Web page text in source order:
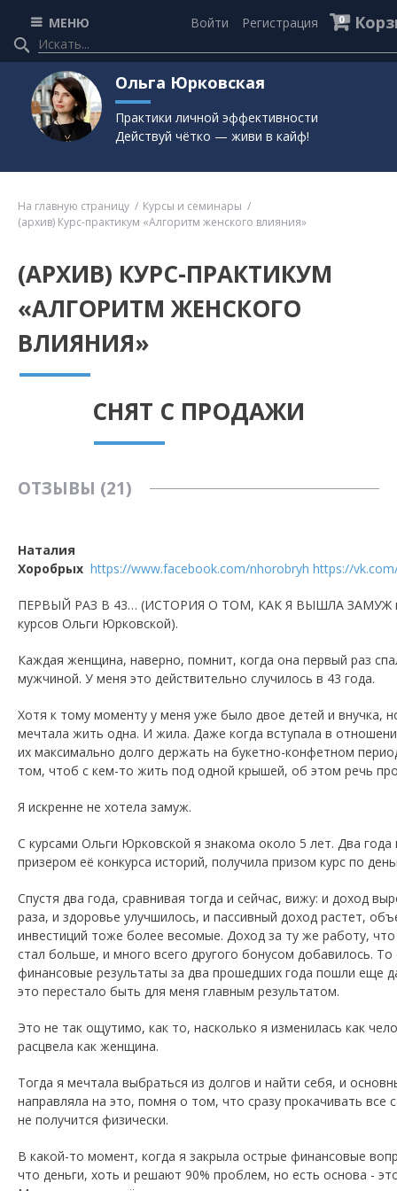
МЕНЮ Войти Регистрация 0
Ольга Юрковская
Практики личной эффективности
Действуй чётко — живи в кайф!
На главную страницу
Курсы и семинары
(архив) Курс-практикум «Алгоритм женского влияния»
(АРХИВ) КУРС-ПРАКТИКУМ
«АЛГОРИТМ ЖЕНСКОГО
ВЛИЯНИЯ»
СНЯТ С ПРОДАЖИ
ОТЗЫВЫ (21)
Наталия
Хоробрых https://www.facebook.com/nhorobryh https://
ПЕРВЫЙ РАЗ В 43… (ИСТОРИЯ О ТОМ, КАК Я ВЫШЛА ЗАМУЖ
курсов Ольги Юрковской).
Каждая женщина, наверно, помнит, когда она первый раз
мужчиной. У меня это действительно случилось в 43 года.
Хотя к тому моменту у меня уже было двое детей и внучка,
мечтала жить одна. И жила. Даже когда вступала в
их максимально долго держать на букетно-конфетном
том, чтоб с кем-то жить под одной крышей, об этом речь
Я искренне не хотела замуж.
С курсами Ольги Юрковской я знакома около 5 лет. Два года
призером её конкурса историй, получила призом курс по
Спустя два года, сравнивая тогда и сейчас, вижу: и доход
раза, и здоровье улучшилось, и пассивный доход растет,
инвестиций тоже более весомые. Доход за ту же работу,
стал больше, и много всего другого бонусом добавилось. То
финансовые результаты за два прошедших года пошли еще
это перестало быть для меня главным результатом.
Это не так ощутимо, как то, насколько я изменилась как
расцвела как женщина.
Тогда я мечтала выбраться из долгов и найти себя, и
направляла на это, помня о том, что сразу прокачивать все
не получится физически.
В какой-то момент, когда я закрыла острые финансовые
что деньги, хоть и решают 90% проблем, но есть основа -